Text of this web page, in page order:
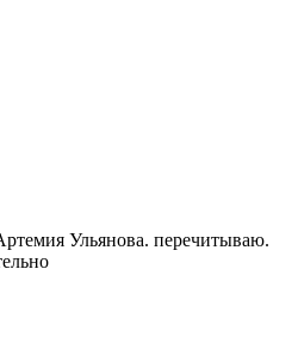
Ульянова. перечитываю.